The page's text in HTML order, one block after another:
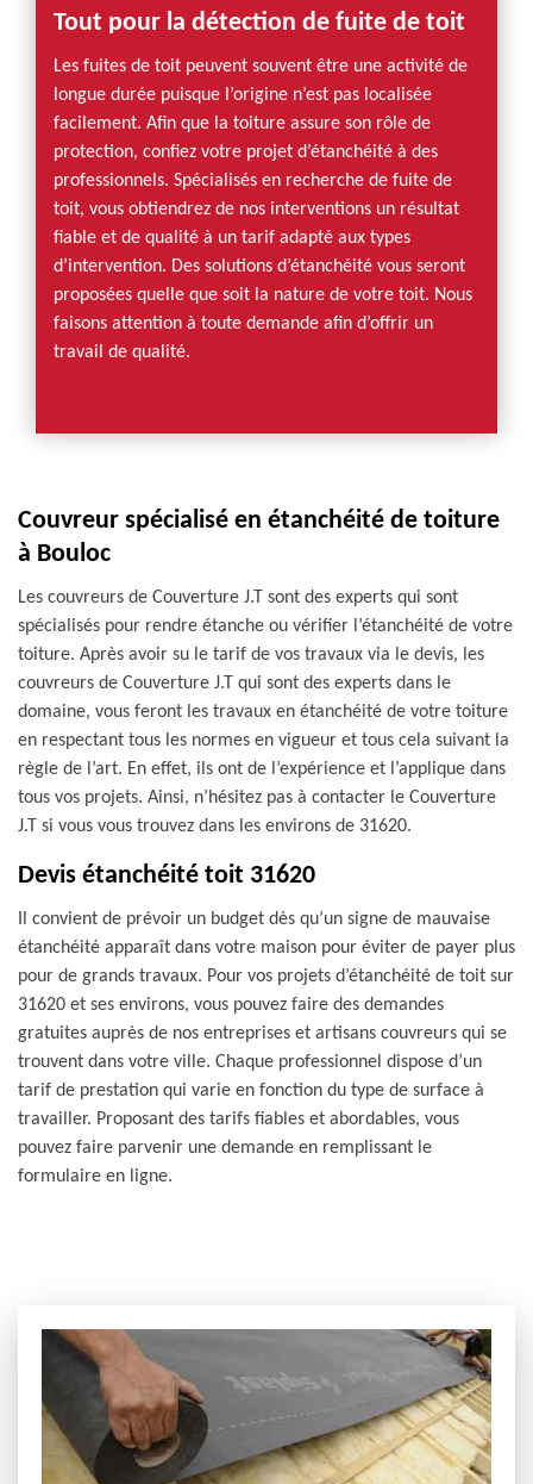
Tout pour la détection de fuite de toit
Les fuites de toit peuvent souvent être une activité de
longue durée puisque l’origine n’est pas localisée
facilement. Afin que la toiture assure son rôle de
protection, confiez votre projet d’étanchéité à des
professionnels. Spécialisés en recherche de fuite de
toit, vous obtiendrez de nos interventions un résultat
fiable et de qualité à un tarif adapté aux types
d’intervention. Des solutions d’étanchéité vous seront
proposées quelle que soit la nature de votre toit. Nous
faisons attention à toute demande afin d’offrir un
travail de qualité.
Couvreur spécialisé en étanchéité de toiture
à Bouloc
Les couvreurs de Couverture J.T sont des experts qui sont
spécialisés pour rendre étanche ou vérifier l’étanchéité de votre
toiture. Après avoir su le tarif de vos travaux via le devis, les
couvreurs de Couverture J.T qui sont des experts dans le
domaine, vous feront les travaux en étanchéité de votre toiture
en respectant tous les normes en vigueur et tous cela suivant la
règle de l’art. En effet, ils ont de l’expérience et l’applique dans
tous vos projets. Ainsi, n’hésitez pas à contacter le Couverture
J.T si vous vous trouvez dans les environs de 31620.
Devis étanchéité toit 31620
Il convient de prévoir un budget dès qu’un signe de mauvaise
étanchéité apparaît dans votre maison pour éviter de payer plus
pour de grands travaux. Pour vos projets d’étanchéité de toit sur
31620 et ses environs, vous pouvez faire des demandes
gratuites auprès de nos entreprises et artisans couvreurs qui se
trouvent dans votre ville. Chaque professionnel dispose d’un
tarif de prestation qui varie en fonction du type de surface à
travailler. Proposant des tarifs fiables et abordables, vous
pouvez faire parvenir une demande en remplissant le
formulaire en ligne.